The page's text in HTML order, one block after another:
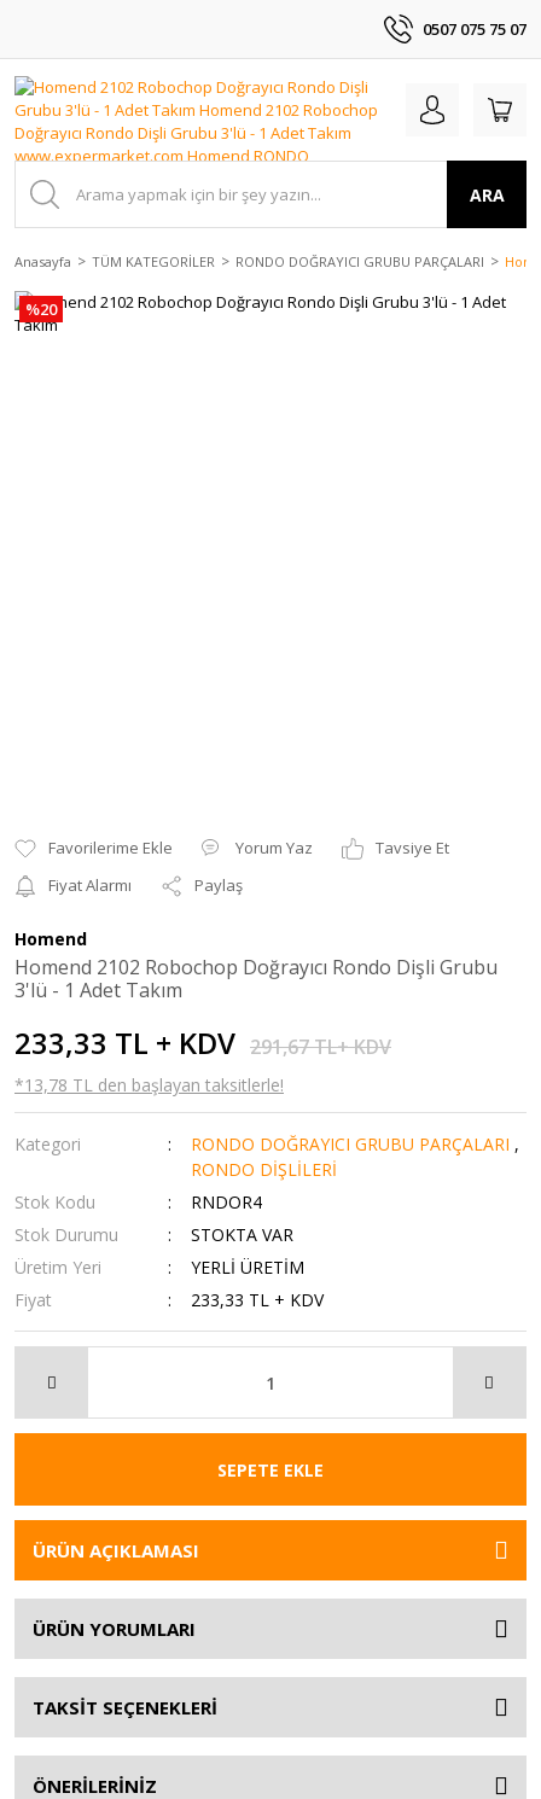
0507 075 75 07
ARA
Anasayfa TÜM KATEGORİLER RONDO DOĞRAYICI GRUBU PARÇALARI
%20
Yorum Yaz
Tavsiye Et
Fiyat Alarmı
Paylaş
Homend
Homend 2102 Robochop Doğrayıcı Rondo Dişli Grubu
3'lü - 1 Adet Takım
233,33 TL + KDV 291,67 TL+ KDV
*13,78 TL den başlayan taksitlerle!
Kategori RONDO DOĞRAYICI GRUBU PARÇALARI ,
RONDO DİŞLİLERİ
Stok Kodu
RNDOR4
Stok Durumu
STOKTA VAR
Üretim Yeri
YERLİ ÜRETİM
Fiyat
233,33 TL + KDV
SEPETE EKLE
ÜRÜN AÇIKLAMASI
ÜRÜN YORUMLARI
TAKSİT SEÇENEKLERİ
ÖNERİLERİNİZ